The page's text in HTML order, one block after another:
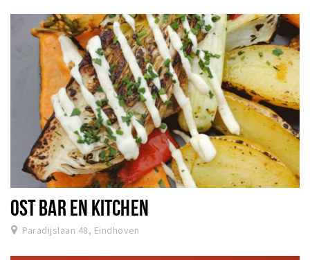
OST BAR EN KITCHEN
Paradijslaan 48, Eindhoven